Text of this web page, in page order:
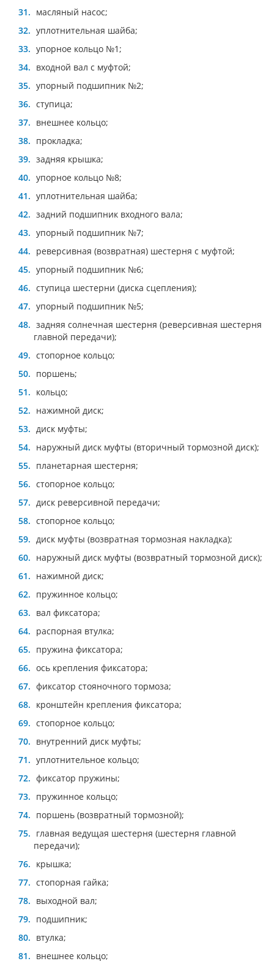
масляный насос;
уплотнительная шайба;
упорное кольцо №1;
входной вал с муфтой;
упорный подшипник №2;
ступица;
внешнее кольцо;
прокладка;
задняя крышка;
упорное кольцо №8;
уплотнительная шайба;
задний подшипник входного вала;
упорный подшипник №7;
реверсивная (возвратная) шестерня с муфтой;
упорный подшипник №6;
ступица шестерни (диска сцепления);
упорный подшипник №5;
задняя солнечная шестерня (реверсивная шестерня
главной передачи);
стопорное кольцо;
поршень;
кольцо;
нажимной диск;
диск муфты;
наружный диск муфты (вторичный тормозной диск);
планетарная шестерня;
стопорное кольцо;
диск реверсивной передачи;
стопорное кольцо;
диск муфты (возвратная тормозная накладка);
наружный диск муфты (возвратный тормозной диск);
нажимной диск;
пружинное кольцо;
вал фиксатора;
распорная втулка;
пружина фиксатора;
ось крепления фиксатора;
фиксатор стояночного тормоза;
кронштейн крепления фиксатора;
стопорное кольцо;
внутренний диск муфты;
уплотнительное кольцо;
фиксатор пружины;
пружинное кольцо;
поршень (возвратный тормозной);
главная ведущая шестерня (шестерня главной
передачи);
крышка;
стопорная гайка;
выходной вал;
подшипник;
втулка;
внешнее кольцо;